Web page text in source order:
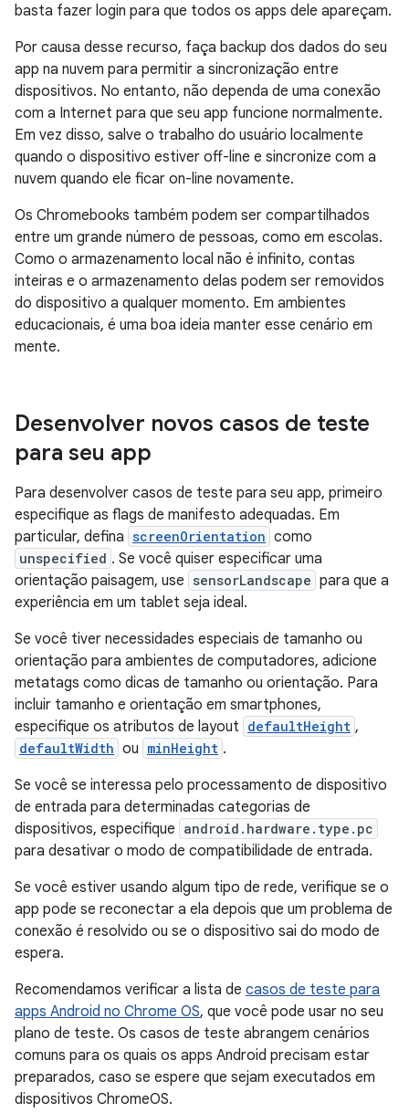
basta fazer login para que todos os apps dele apareçam.
Por causa desse recurso, faça backup dos dados do seu
app na nuvem para permitir a sincronização entre
dispositivos. No entanto, não dependa de uma conexão
com a Internet para que seu app funcione normalmente.
Em vez disso, salve o trabalho do usuário localmente
quando o dispositivo estiver off-line e sincronize com a
nuvem quando ele ficar on-line novamente.
Os Chromebooks também podem ser compartilhados
entre um grande número de pessoas, como em escolas.
Como o armazenamento local não é infinito, contas
inteiras e o armazenamento delas podem ser removidos
do dispositivo a qualquer momento. Em ambientes
educacionais, é uma boa ideia manter esse cenário em
mente.
Desenvolver novos casos de teste
para seu app
Para desenvolver casos de teste para seu app, primeiro
especifique as flags de manifesto adequadas. Em
particular, defina screenOrientation como
unspecified . Se você quiser especificar uma
orientação paisagem, use sensorLandscape para que a
experiência em um tablet seja ideal.
Se você tiver necessidades especiais de tamanho ou
orientação para ambientes de computadores, adicione
metatags como dicas de tamanho ou orientação. Para
incluir tamanho e orientação em smartphones,
especifique os atributos de layout defaultHeight ,
defaultWidth ou minHeight .
Se você se interessa pelo processamento de dispositivo
de entrada para determinadas categorias de
dispositivos, especifique android.hardware.type.pc
para desativar o modo de compatibilidade de entrada.
Se você estiver usando algum tipo de rede, verifique se o
app pode se reconectar a ela depois que um problema de
conexão é resolvido ou se o dispositivo sai do modo de
espera.
Recomendamos verificar a lista de casos de teste para
apps Android no Chrome OS, que você pode usar no seu
plano de teste. Os casos de teste abrangem cenários
comuns para os quais os apps Android precisam estar
preparados, caso se espere que sejam executados em
dispositivos ChromeOS.